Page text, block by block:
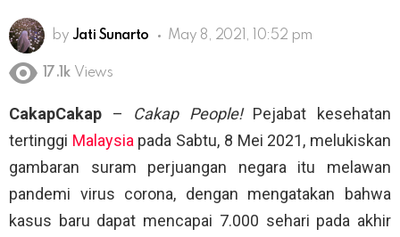
by Jati Sunarto May 8, 2021, 10:52 pm
17.1k Views
CakapCakap – Cakap People!Pejabat kesehatan
tertinggi Malaysiapada Sabtu, 8 Mei 2021, melukiskan
gambaran suram perjuangan negara itu melawan
pandemi virus corona, dengan mengatakan bahwa
kasus baru dapat mencapai 7.000 sehari pada akhir